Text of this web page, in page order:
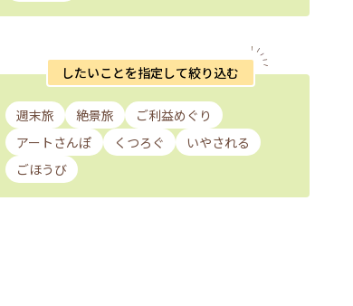
したいことを指定して絞り込む
週末旅 絶景旅
ご利益めぐり
アートさんぽ
くつろぐ
いやされる
ごほうび